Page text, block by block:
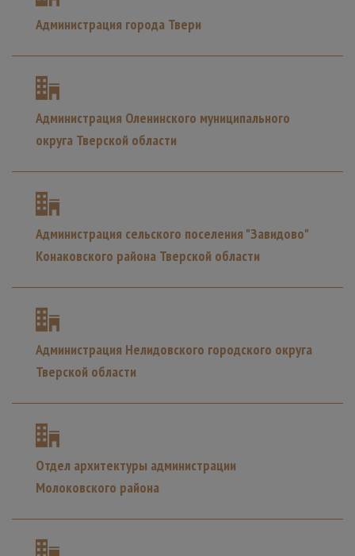
Администрация города Твери
Администрация Оленинского муниципального
округа Тверской области
Администрация сельского поселения "Завидово"
Конаковского района Тверской области
Администрация Нелидовского городского округа
Тверской области
Отдел архитектуры администрации
Молоковского района